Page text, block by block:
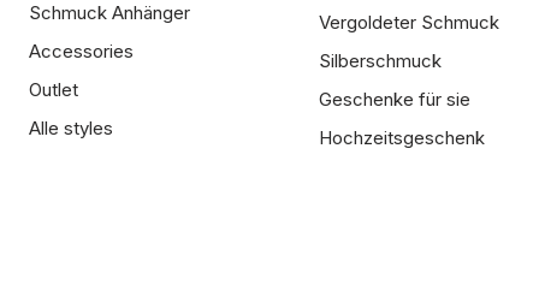
Schmuck Anhänger
Accessories
Outlet
Alle styles
Vergoldeter Schmuck
Silberschmuck
Geschenke für sie
Hochzeitsgeschenk